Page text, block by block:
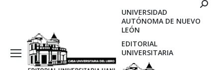
UNIVERSIDAD
AUTÓNOMA DE NUEVO
LEÓN
EDITORIAL
UNIVERSITARIA